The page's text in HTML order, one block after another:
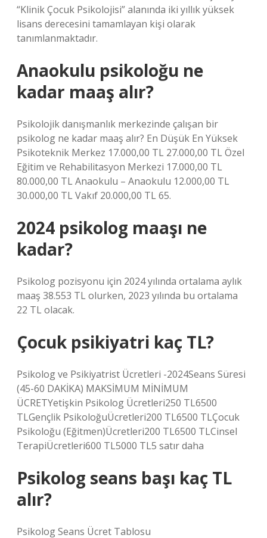
“Klinik Çocuk Psikolojisi” alanında iki yıllık yüksek
lisans derecesini tamamlayan kişi olarak
tanımlanmaktadır.
Anaokulu psikoloğu ne
kadar maaş alır?
Psikolojik danışmanlık merkezinde çalışan bir
psikolog ne kadar maaş alır? En Düşük En Yüksek
Psikoteknik Merkez 17.000,00 TL 27.000,00 TL Özel
Eğitim ve Rehabilitasyon Merkezi 17.000,00 TL
80.000,00 TL Anaokulu – Anaokulu 12.000,00 TL
30.000,00 TL Vakıf 20.000,00 TL 65.
2024 psikolog maaşı ne
kadar?
Psikolog pozisyonu için 2024 yılında ortalama aylık
maaş 38.553 TL olurken, 2023 yılında bu ortalama
22 TL olacak.
Çocuk psikiyatri kaç TL?
Psikolog ve Psikiyatrist Ücretleri -2024Seans Süresi
(45-60 DAKİKA) MAKSİMUM MİNİMUM
ÜCRETYetişkin Psikolog Ücretleri250 TL6500
TLGençlik PsikoloğuÜcretleri200 TL6500 TLÇocuk
Psikoloğu (Eğitmen)Ücretleri200 TL6500 TLCinsel
TerapiÜcretleri600 TL5000 TL5 satır daha
Psikolog seans başı kaç TL
alır?
Psikolog Seans Ücret Tablosu